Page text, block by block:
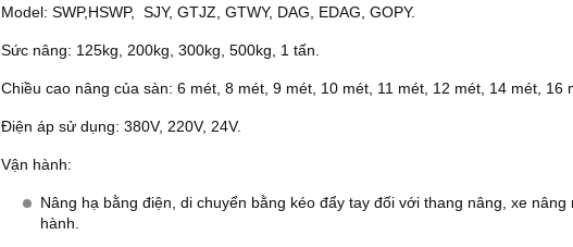
Model: SWP,HSWP, SJY, GTJZ, GTWY, DAG, EDAG, GOPY.
Sức nâng: 125kg, 200kg, 300kg, 500kg, 1 tấn.
Chiều cao nâng của sàn: 6 mét, 8 mét, 9 mét, 10 mét, 11 mét, 12 mét, 14 mét, 16
Điện áp sử dụng: 380V, 220V, 24V.
Vận hành:
Nâng hạ bằng điện, di chuyển bằng kéo đẩy tay đối với thang nâng, xe
hành.